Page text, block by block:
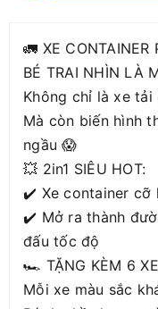
🚛 XE
BÉ TRAI NHÌN LÀ
Không chỉ là xe
Mà còn biến hình
ngầu 😱
💥 2in1 SIÊU HOT:
✔️ Xe container cỡ
✔️ Mở ra thành
đấu tốc độ
🏎️ TẶNG KÈM 6
Mỗi xe màu sắc